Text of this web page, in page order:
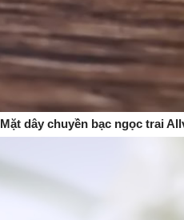
Mặt dây chuyền bạc ngọc trai